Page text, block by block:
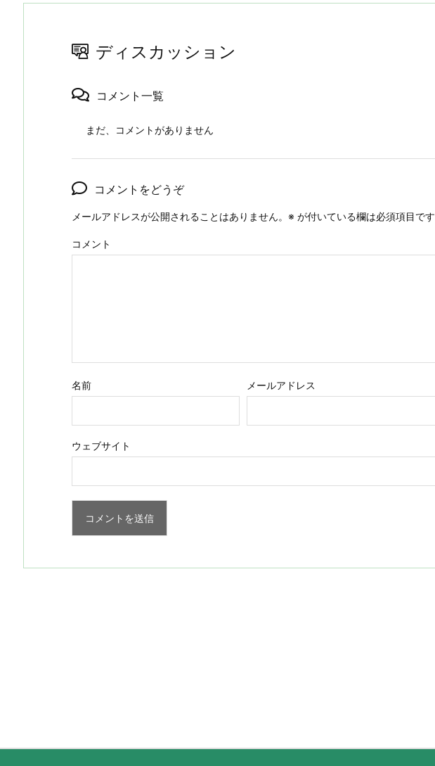
ディスカッション
コメント一覧
まだ、コメントがありません
コメントをどうぞ
メールアドレスが公開されることはありません。 ※ が付いている欄は必須項目です
コメント
名前 メールアドレス
ウェブサイト